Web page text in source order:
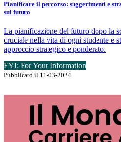
Pianificare il percorso: suggerimenti e
sul futuro
La pianificazione del futuro dopo la
cruciale nella vita di ogni studente e
approccio strategico e ponderato.
FYI: For Your Information
Pubblicato il 11-03-2024